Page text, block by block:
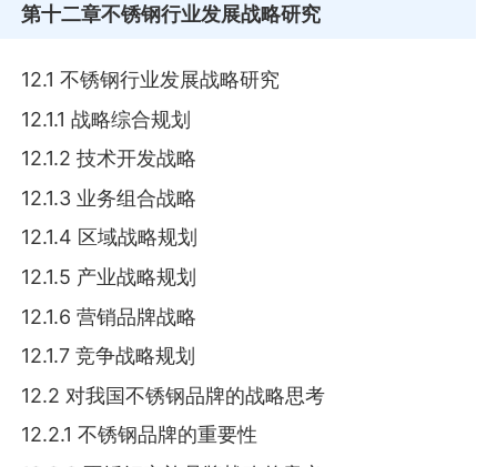
第十二章不锈钢行业发展战略研究
12.1 不锈钢行业发展战略研究
12.1.1 战略综合规划
12.1.2 技术开发战略
12.1.3 业务组合战略
12.1.4 区域战略规划
12.1.5 产业战略规划
12.1.6 营销品牌战略
12.1.7 竞争战略规划
12.2 对我国不锈钢品牌的战略思考
12.2.1 不锈钢品牌的重要性